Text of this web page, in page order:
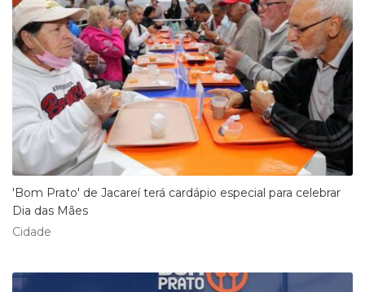
'Bom Prato' de Jacareí terá cardápio especial para celebrar
Dia das Mães
Cidade